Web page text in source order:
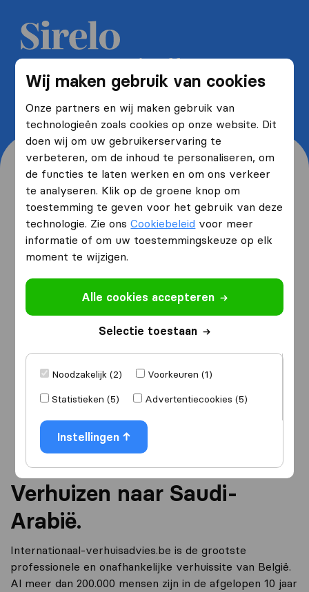
Wij maken gebruik van cookies
Onze partners en wij maken gebruik van
technologieën zoals cookies op onze website. Dit
doen wij om uw gebruikerservaring te
verbeteren, om de inhoud te personaliseren, om
de functies te laten werken en om ons verkeer
te analyseren. Klik op de groene knop om
toestemming te geven voor het gebruik van deze
technologie. Zie onsCookiebeleid voor meer
informatie of om uw toestemmingskeuze op elk
moment te wijzigen.
Alle cookies accepteren
Selectie toestaan
Noodzakelijk (2)
Voorkeuren (1)
Statistieken (5)
Advertentiecookies (5)
Instellingen
Ontvang 5 gratis offertes van
verhuisfirma's en bespaar tot wel
40%
Waar woont u nu en waar
verhuist u naartoe?
Ik ga verhuizenvan
Ik ga verhuizennaar
Ga verder
Verhuizen naar Saudi-
Arabië.
Internationaal-verhuisadvies.be is de grootste
professionele en onafhankelijke verhuissite van België.
Al meer dan 200.000 mensen zijn in de afgelopen 10 jaar